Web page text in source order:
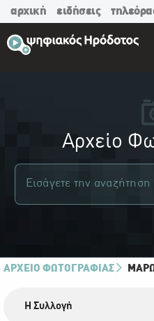
αρχική ειδήσεις
Αρχείο
ΑΡΧΕΙΟ ΦΩΤΟΓΡΑΦΙΑΣ
Η Συλλογή